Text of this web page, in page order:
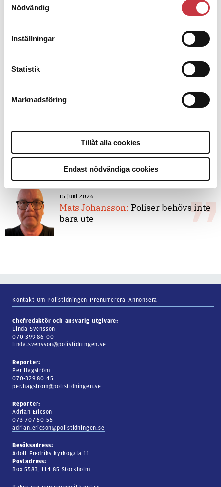
Nödvändig
Inställningar
Statistik
Marknadsföring
Tillåt alla cookies
Endast nödvändiga cookies
Det är inte evidenskrav som
bakbinder polisen
Debatt:Med för höga krav på evidens
kan polisen inte göra något alls
15 juni 2026
Mats Johansson: Poliser behövs inte
bara ute
Kontakt Om Polistidningen Prenumerera Annonsera
Chefredaktör och ansvarig utgivare:
Linda Svensson
070-399 86 00
linda.svensson@polistidningen.se
Reporter:
Per Hagström
070-329 80 45
per.hagstrom@polistidningen.se
Reporter:
Adrian Ericson
073-707 50 55
adrian.ericson@polistidningen.se
Besöksadress:
Adolf Fredriks kyrkogata 11
Postadress:
Box 5583, 114 85 Stockholm